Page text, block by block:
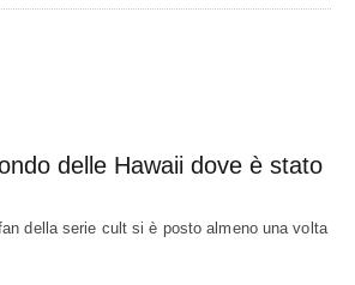
delle Hawaii dove è stato
della serie cult si è posto almeno una volta